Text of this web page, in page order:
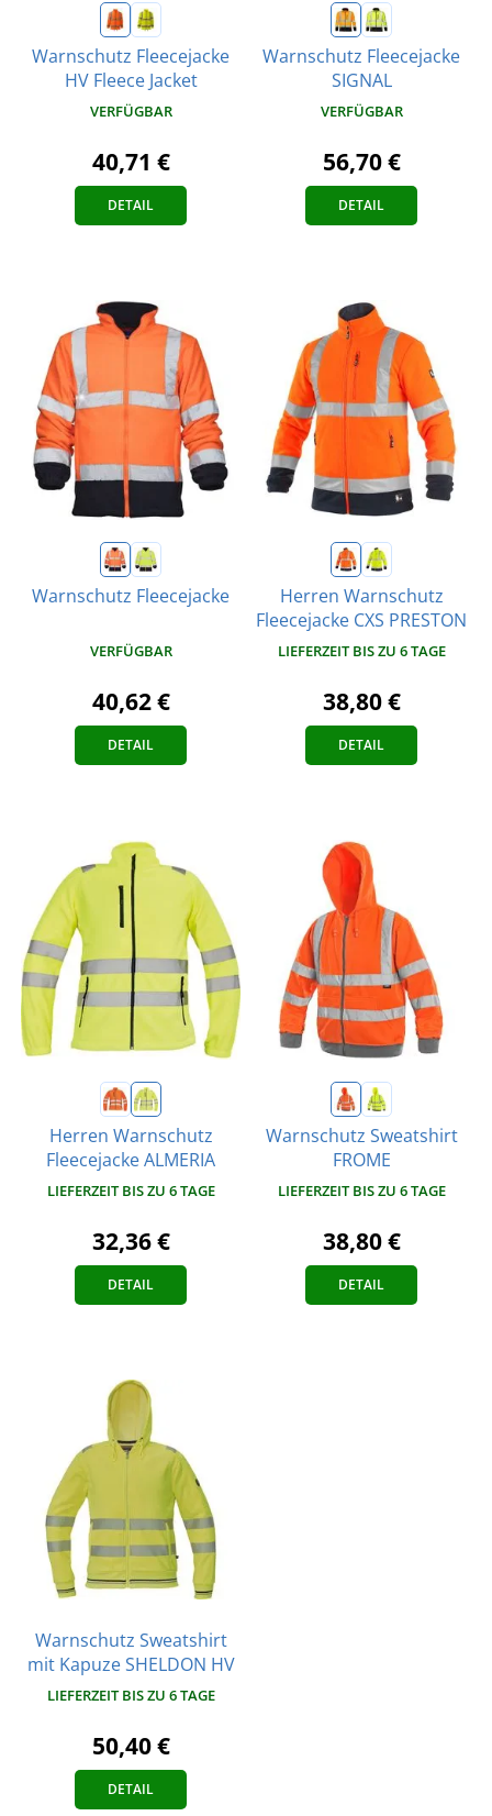
Warnschutz Fleecejacke
HV Fleece Jacket
VERFÜGBAR
40,71 €
DETAIL
Warnschutz Fleecejacke
SIGNAL
VERFÜGBAR
56,70 €
DETAIL
Warnschutz Fleecejacke
VERFÜGBAR
40,62 €
DETAIL
Herren Warnschutz
Fleecejacke CXS PRESTON
LIEFERZEIT BIS ZU 6 TAGE
38,80 €
DETAIL
Herren Warnschutz
Fleecejacke ALMERIA
LIEFERZEIT BIS ZU 6 TAGE
32,36 €
DETAIL
Warnschutz Sweatshirt
FROME
LIEFERZEIT BIS ZU 6 TAGE
38,80 €
DETAIL
Warnschutz Sweatshirt
mit Kapuze SHELDON HV
LIEFERZEIT BIS ZU 6 TAGE
50,40 €
DETAIL